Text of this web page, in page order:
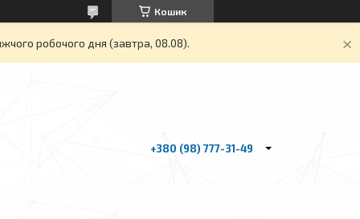
Кошик
робочого дня (завтра, 08.08).
+380 (98) 777-31-49